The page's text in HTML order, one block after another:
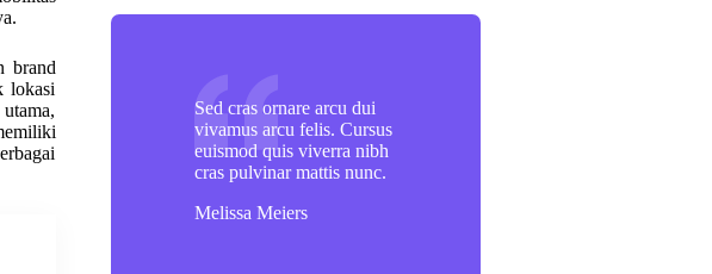
brand
lokasi
Sed cras ornare arcu dui
vivamus arcu felis. Cursus
euismod quis viverra nibh
cras pulvinar mattis nunc.
Melissa Meiers